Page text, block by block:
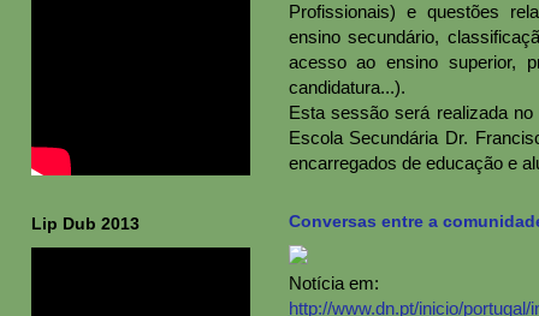
Profissionais) e questões
ensino secundário,
acesso ao ensino superior,
candidatura...).
Esta sessão será realizada
Escola Secundária Dr.
encarregados de educação e
Conversas entre a
Notícia em:
http://www.dn.pt/inicio/
Lip Dub 2013